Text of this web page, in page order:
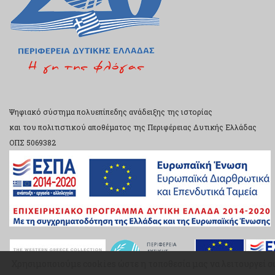
Ψηφιακό σύστημα πολυεπίπεδης ανάδειξης της ιστορίας
και του πολιτιστικού αποθέματος της Περιφέρειας Δυτικής Ελλάδας
ΟΠΣ 5069382